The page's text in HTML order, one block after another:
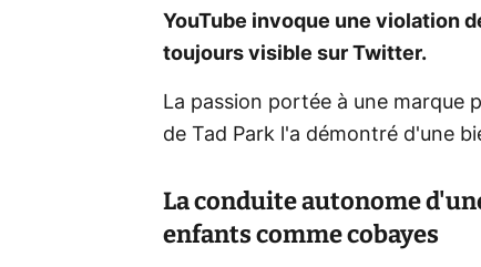
YouTube invoque une violation
toujours visible sur Twitter.
La passion portée à une marque
de Tad Park l'a démontré d'une
La conduite autonome
enfants comme cobayes